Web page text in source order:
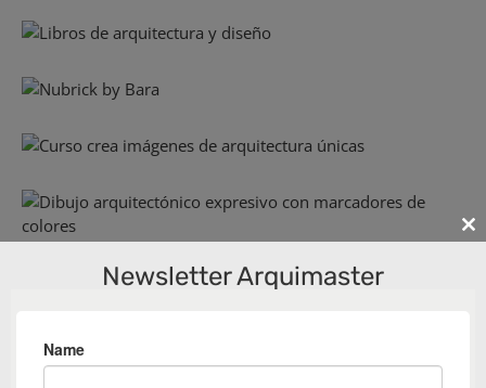
Newsletter Arquimaster